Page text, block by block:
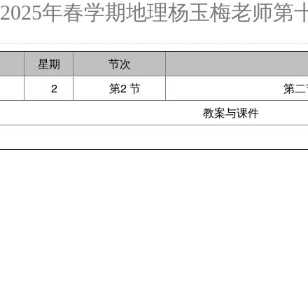
2025年春学期地理杨玉梅老师第
星期 节次
2 第2 节
第二
教案与课件